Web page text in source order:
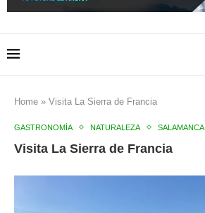
Home » Visita La Sierra de Francia
GASTRONOMÍA NATURALEZA SALAMANCA
Visita La Sierra de Francia